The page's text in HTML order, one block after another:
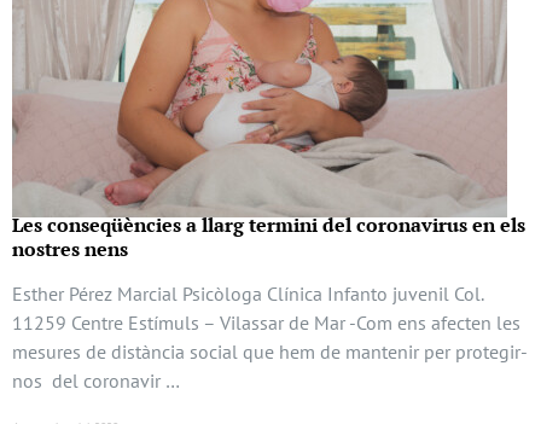
Les conseqüències a llarg termini del coronavirus en els
nostres nens
Esther Pérez Marcial Psicòloga Clínica Infanto juvenil Col.
11259 Centre Estímuls – Vilassar de Mar -Com ens afecten les
mesures de distància social que hem de mantenir per protegir-
nos del coronavir …